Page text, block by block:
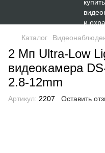
Каталог
2 Мп Ultra-Low
видеокамера
2.8-12mm
Артикул: 2207 Оставить